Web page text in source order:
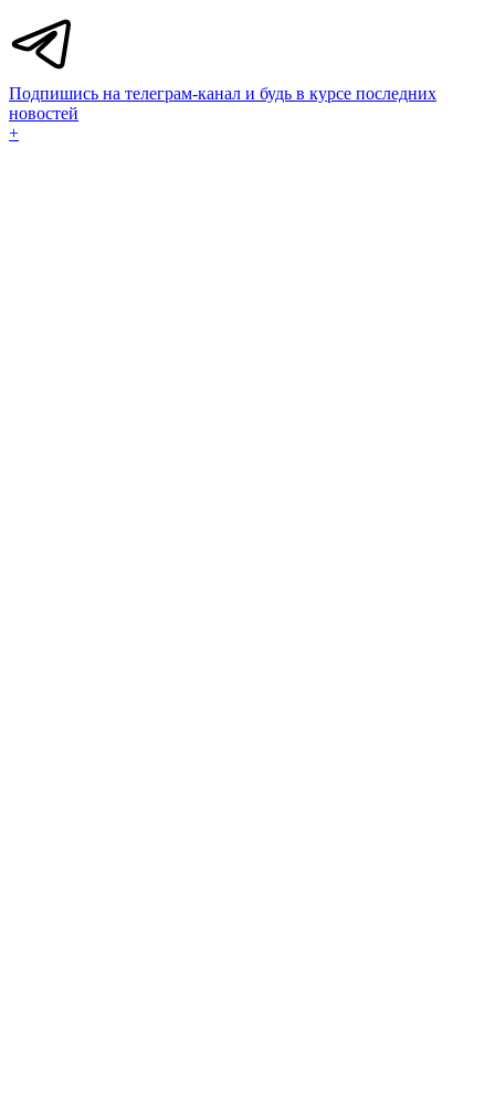
Подпишись на телеграм-канал и будь в курсе последних
новостей
+